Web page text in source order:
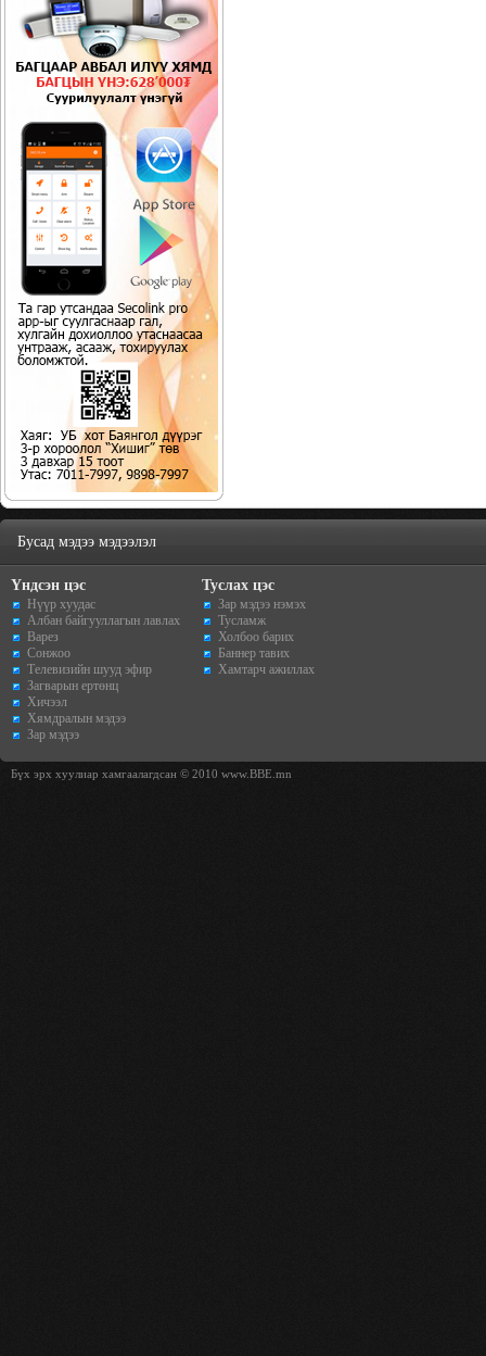
Бусад мэдээ мэдээлэл
Үндсэн цэс
Нүүр хуудас
Албан байгууллагын лавлах
Варез
Сонжоо
Телевизийн шууд эфир
Загварын ертөнц
Хичээл
Хямдралын мэдээ
Зар мэдээ
Туслах цэс
Зар мэдээ нэмэх
Тусламж
Холбоо барих
Баннер тавих
Хамтарч ажиллах
Бүх эрх хуулиар хамгаалагдсан © 2010 www.BBE.mn